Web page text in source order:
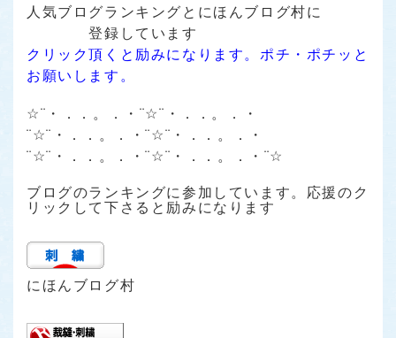
人気ブログランキング と にほんブログ村に
登録しています
クリック頂くと励みになります。ポチ・ポチッと
お願いします。
☆¨・．．。．・¨☆¨・．．。．・
¨☆¨・．．。．・¨☆¨・．．。．・
¨☆¨・．．。．・¨☆¨・．．。．・¨☆
ブログのランキングに参加しています。応援のク
リックして下さると励みになります
にほんブログ村